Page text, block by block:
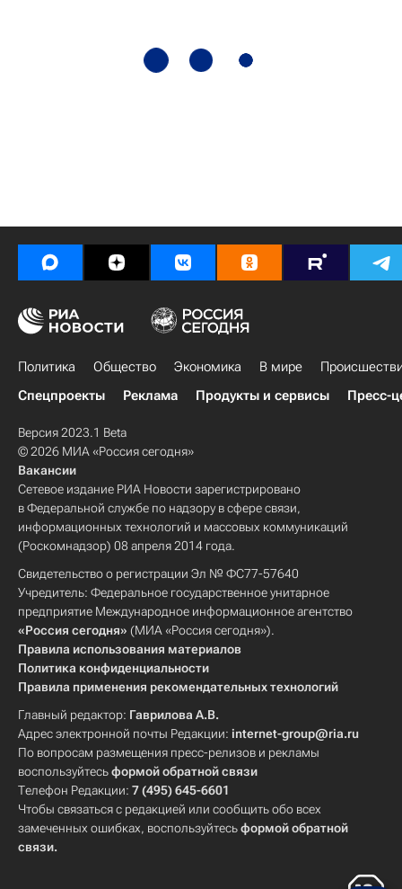
Политика Общество Экономика В мире
Спецпроекты
Реклама Продукты и сервисы Пресс-
Версия 2023.1 Beta
© 2026 МИА «Россия сегодня»
Вакансии
Сетевое издание РИА Новости зарегистрировано
в Федеральной службе по надзору в сфере связи,
информационных технологий и массовых коммуникаций
(Роскомнадзор) 08 апреля 2014 года.
Свидетельство о регистрации Эл № ФС77-57640
Учредитель: Федеральное государственное унитарное
предприятие Международное информационное агентство
«Россия сегодня» (МИА «Россия сегодня»).
Правила использования материалов
Политика конфиденциальности
Правила применения рекомендательных технологий
Главный редактор: Гаврилова А.В.
Адрес электронной почты Редакции: internet-group@ria.ru
По вопросам размещения пресс-релизов и рекламы
воспользуйтесьформой обратной связи
Телефон Редакции: 7 (495) 645-6601
Чтобы связаться с редакцией или сообщить обо всех
замеченных ошибках, воспользуйтесьформой обратной
связи.